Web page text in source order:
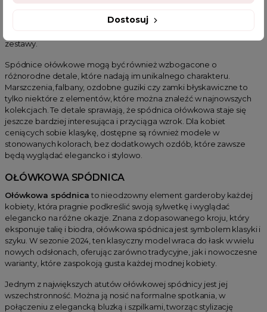
ołówkowe z kwiatowymi printami doskonale komponują się z
zestawy.
Spódnice ołówkowe mogą być również wzbogacone o
różnorodne detale, które nadają im unikalnego charakteru.
Marszczenia, falbany, ozdobne guziki czy zamki błyskawiczne to
tylko niektóre z elementów, które można znaleźć w najnowszych
kolekcjach. Te detale sprawiają, że spódnica ołówkowa staje się
jeszcze bardziej interesująca i przyciąga wzrok. Dla kobiet
ceniących sobie klasykę, dostępne są również modele w
stonowanych kolorach, bez dodatkowych ozdób, które zawsze
będą wyglądać elegancko i stylowo.
OŁÓWKOWA SPÓDNICA
Ołówkowa spódnica to nieodzowny element garderoby każdej
kobiety, która pragnie podkreślić swoją sylwetkę i wyglądać
elegancko na różne okazje. Znana z dopasowanego kroju, który
eksponuje talię i biodra, ołówkowa spódnica jest symbolem klasyki i
szyku. W sezonie 2024, ten klasyczny model wraca do łask w wielu
nowych odsłonach, oferując zarówno tradycyjne, jak i nowoczesne
warianty, które zaspokoją gusta każdej modnej kobiety.
Jednym z największych atutów ołówkowej spódnicy jest jej
wszechstronność. Można ją nosić na formalne spotkania, w
połączeniu z elegancką bluzką i szpilkami, tworząc stylizację
Dostosuj